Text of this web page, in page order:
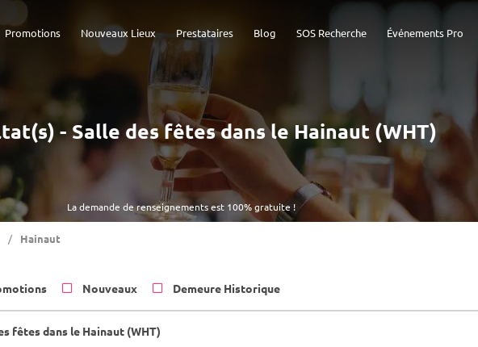
Événements Pro
SOS Recherche
Blog
Prestataires
Nouveaux Lieux
Promotions
La demande de renseignements est 100% gratuite !
- Salle des fêtes dans le Hainaut (WHT)
Hainaut
Nouveaux Demeure Historique
fêtes dans le Hainaut (WHT)